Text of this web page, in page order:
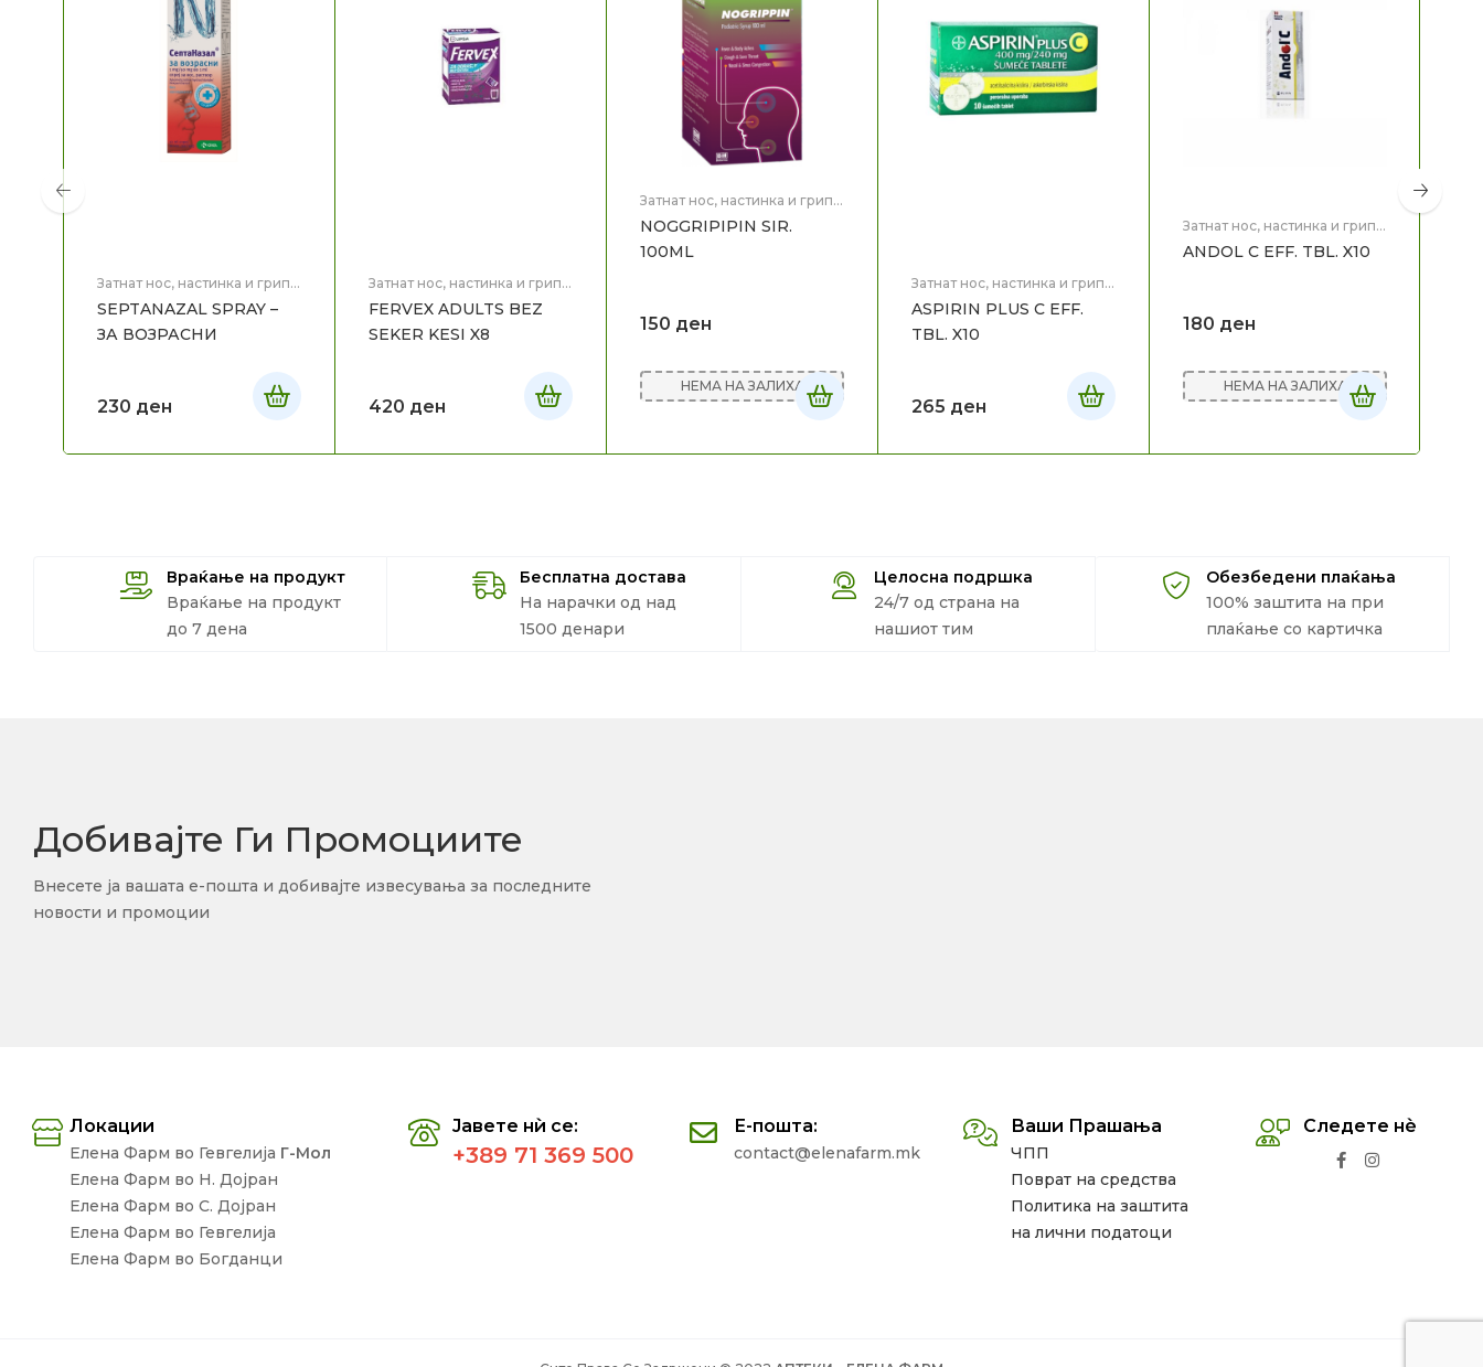
Затнат нос, настинка и грип,
SEPTANAZAL SPRAY –
ЗА ВОЗРАСНИ
230 ден
Затнат нос, настинка и грип,
FERVEX ADULTS BEZ
SEKER KESI X8
420 ден
Затнат нос, настинка и грип,
NOGGRIPIPIN SIR.
100ML
150 ден
НЕМА НА ЗАЛИХА
Затнат нос, настинка и грип,
ASPIRIN PLUS C EFF.
TBL. X10
265 ден
Затнат нос, настинка и грип,
ANDOL C EFF. TBL. X10
180 ден
НЕМА НА ЗАЛИХА
Враќање на продукт
Враќање на продукт
до 7 дена
Бесплатна достава
На нарачки од над
1500 денари
Целосна подршка
24/7 од страна на
нашиот тим
Обезбедени плаќања
100% заштита на при
плаќање со картичка
Добивајте Ги Промоциите
Внесете ја вашата е-пошта и добивајте извесувања за последните
новости и промоции
Локации
Елена Фарм во Гевгелија Г-Мол
Елена Фарм во Н. Дојран
Елена Фарм во С. Дојран
Елена Фарм во Гевгелија
Елена Фарм во Богданци
Јавете нѝ се:
+389 71 369 500
Е-пошта:
contact@elenafarm.mk
Ваши Прашања
ЧПП
Поврат на средства
Политика на заштита
на лични податоци
Следете нѐ